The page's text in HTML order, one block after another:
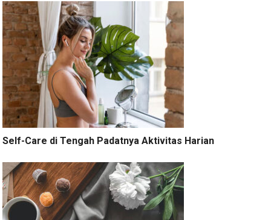
Self-Care di Tengah Padatnya Aktivitas Harian